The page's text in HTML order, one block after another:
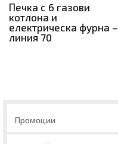
Печка с 6 газови
котлона и
електрическа фурна –
линия 70
Промоции